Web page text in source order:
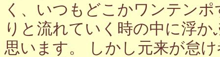
く、いつもどこかワンテン
りと流れていく時の中に浮
思います。 しかし元来が怠